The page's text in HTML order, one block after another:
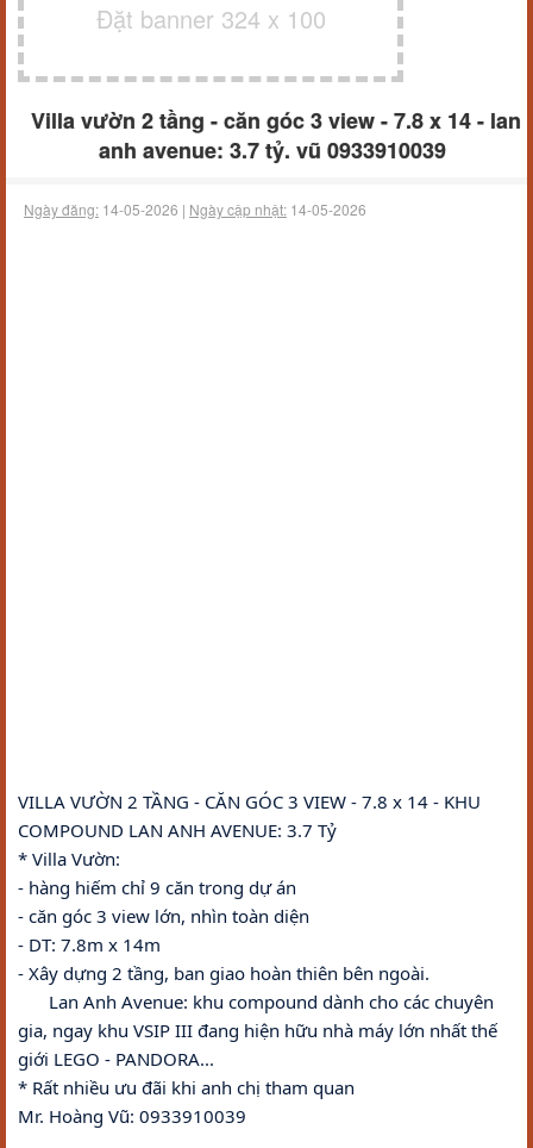
Đặt banner 324 x 100
Villa vườn 2 tầng - căn góc 3 view - 7.8 x 14 - lan
anh avenue: 3.7 tỷ. vũ 0933910039
Ngày đăng: 14-05-2026 | Ngày cập nhật: 14-05-2026
VILLA VƯỜN 2 TẦNG - CĂN GÓC 3 VIEW - 7.8 x 14 - KHU
COMPOUND LAN ANH AVENUE: 3.7 Tỷ
* Villa Vườn:
- hàng hiếm chỉ 9 căn trong dự án
- căn góc 3 view lớn, nhìn toàn diện
- DT: 7.8m x 14m
- Xây dựng 2 tầng, ban giao hoàn thiên bên ngoài.
????
Lan Anh Avenue: khu compound dành cho các chuyên
gia, ngay khu VSIP III đang hiện hữu nhà máy lớn nhất thế
giới LEGO - PANDORA...
* Rất nhiều ưu đãi khi anh chị tham quan
Mr. Hoàng Vũ: 0933910039